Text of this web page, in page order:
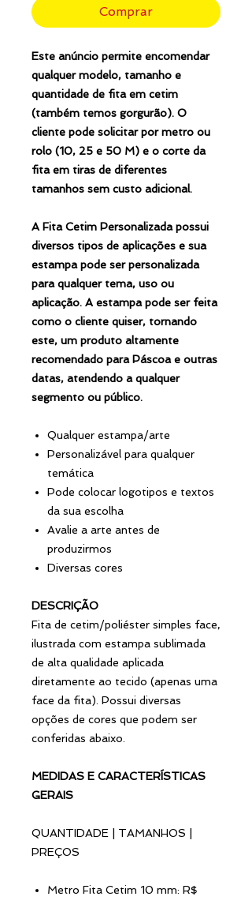
Comprar
Este anúncio permite encomendar
qualquer modelo, tamanho e
quantidade de fita em cetim
(também temos gorgurão). O
cliente pode solicitar por metro ou
rolo (10, 25 e 50 M) e o corte da
fita em tiras de diferentes
tamanhos sem custo adicional.
A Fita Cetim Personalizada possui
diversos tipos de aplicações e sua
estampa pode ser personalizada
para qualquer tema, uso ou
aplicação. A estampa pode ser feita
como o cliente quiser, tornando
este, um produto altamente
recomendado para Páscoa e outras
datas, atendendo a qualquer
segmento ou público.
Qualquer estampa/arte
Personalizável para qualquer
temática
Pode colocar logotipos e textos
da sua escolha
Avalie a arte antes de
produzirmos
Diversas cores
DESCRIÇÃO
Fita de cetim/poliéster simples face,
ilustrada com estampa sublimada
de alta qualidade aplicada
diretamente ao tecido (apenas uma
face da fita). Possui diversas
opções de cores que podem ser
conferidas abaixo.
MEDIDAS E CARACTERÍSTICAS
GERAIS
QUANTIDADE | TAMANHOS |
PREÇOS
Metro Fita Cetim 10 mm: R$